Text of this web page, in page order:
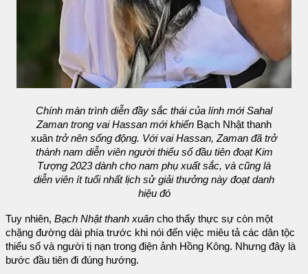
Chính màn trình diễn đầy sắc thái của lính mới Sahal
Zaman trong vai Hassan mới khiến Bạch Nhật thanh
xuân trở nên sống động. Với vai Hassan, Zaman đã trở
thành nam diễn viên người thiểu số đầu tiên đoạt Kim
Tượng 2023 dành cho nam phụ xuất sắc, và cũng là
diễn viên ít tuổi nhất lịch sử giải thưởng này đoạt danh
hiệu đó
Tuy nhiên, Bạch Nhật thanh xuân cho thấy thực sự còn một
chặng đường dài phía trước khi nói đến việc miêu tả các dân tộc
thiểu số và người tị nạn trong điện ảnh Hồng Kông. Nhưng đây là
bước đầu tiên đi đúng hướng.